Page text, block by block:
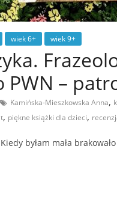
wiek 6+ wiek 9+
PWN –
Kamińska-Mieszkowska Anna,
, piękne książki dla dzieci,
byłam mała